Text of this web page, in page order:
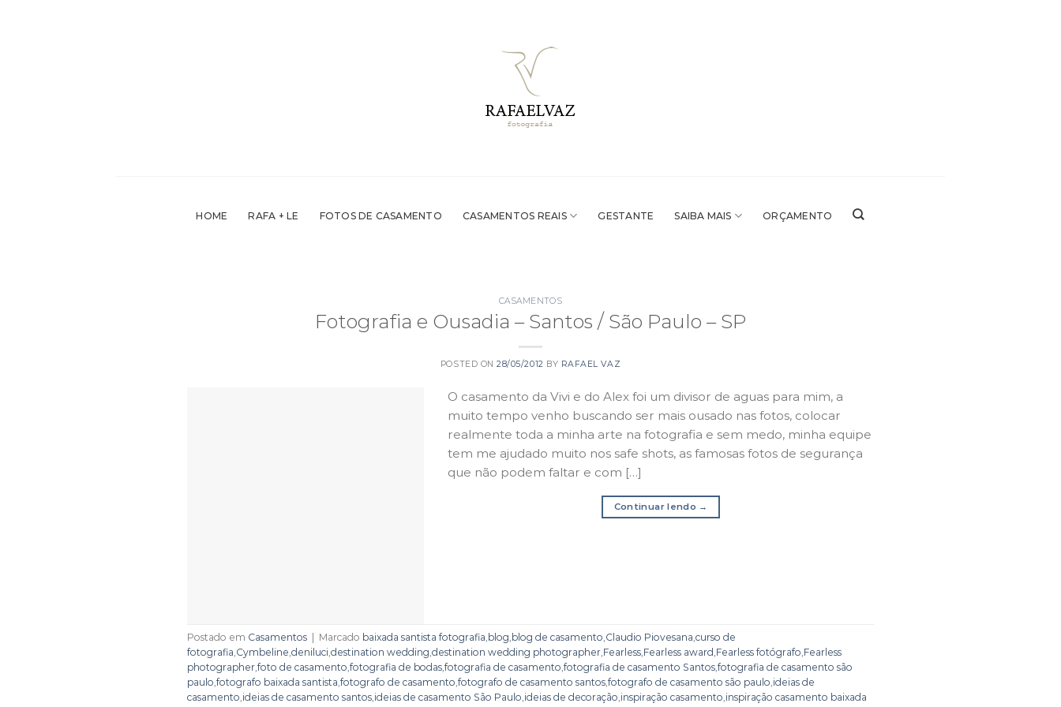
HOME RAFA + LE FOTOS DE CASAMENTO CASAMENTOS REAIS GESTANTE SAIBA MAIS ORÇAMENTO
CASAMENTOS
Fotografia e Ousadia – Santos / São Paulo – SP
POSTED ON28/05/2012 BY RAFAEL VAZ
O casamento da Vivi e do Alex foi um divisor de aguas para mim, a
muito tempo venho buscando ser mais ousado nas fotos, colocar
realmente toda a minha arte na fotografia e sem medo, minha equipe
tem me ajudado muito nos safe shots, as famosas fotos de segurança
que não podem faltar e com […]
Continuar lendo →
Postado em Casamentos Marcado baixada santista fotografia, blog, blog de casamento,Claudio Piovesana,curso de
fotografia,Cymbeline,deniluci,destination wedding,destination wedding photographer,Fearless,Fearless award,Fearless fotógrafo,Fearless
photographer,foto de casamento,fotografia de bodas,fotografia de casamento,fotografia de casamento Santos,fotografia de casamento são
paulo,fotografo baixada santista,fotografo de casamento,fotografo de casamento santos,fotografo de casamento são paulo,ideias de
casamento,ideias de casamento santos,ideias de casamento São Paulo,ideias de decoração,inspiração casamento,inspiração casamento baixada